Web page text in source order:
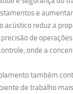
e
acústico reduz a
de
onde a
também
de trabalho